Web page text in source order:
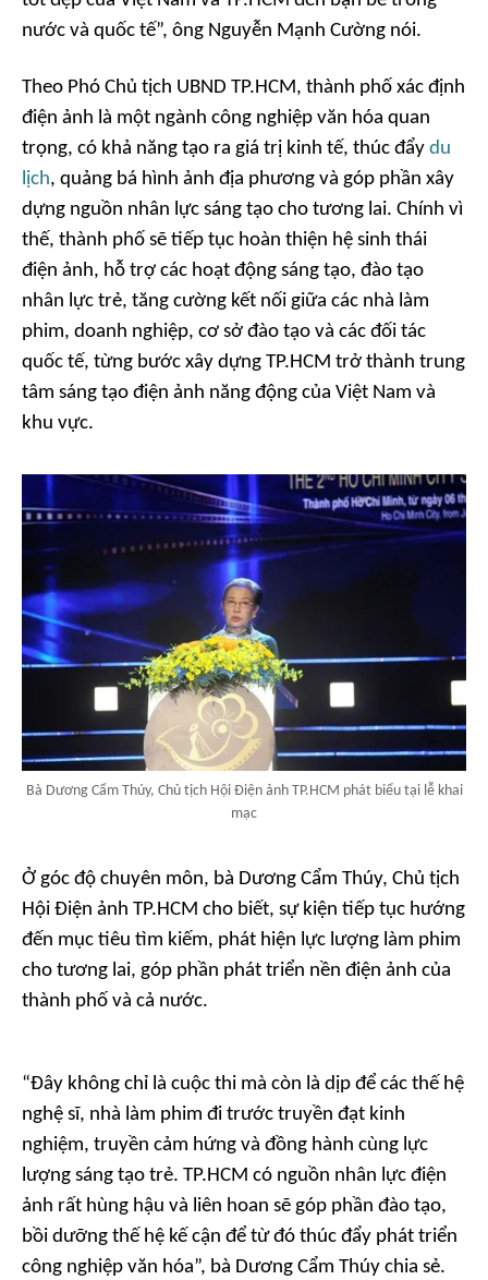
nước và quốc tế”, ông Nguyễn Mạnh Cường nói.
Theo Phó Chủ tịch UBND TP.HCM, thành phố xác định
điện ảnh là một ngành công nghiệp văn hóa quan
trọng, có khả năng tạo ra giá trị kinh tế, thúc đẩy du
lịch, quảng bá hình ảnh địa phương và góp phần xây
dựng nguồn nhân lực sáng tạo cho tương lai. Chính vì
thế, thành phố sẽ tiếp tục hoàn thiện hệ sinh thái
điện ảnh, hỗ trợ các hoạt động sáng tạo, đào tạo
nhân lực trẻ, tăng cường kết nối giữa các nhà làm
phim, doanh nghiệp, cơ sở đào tạo và các đối tác
quốc tế, từng bước xây dựng TP.HCM trở thành trung
tâm sáng tạo điện ảnh năng động của Việt Nam và
khu vực.
Bà Dương Cẩm Thúy, Chủ tịch Hội Điện ảnh TP.HCM phát biểu tại lễ khai
mạc
Ở góc độ chuyên môn, bà Dương Cẩm Thúy, Chủ tịch
Hội Điện ảnh TP.HCM cho biết, sự kiện tiếp tục hướng
đến mục tiêu tìm kiếm, phát hiện lực lượng làm phim
cho tương lai, góp phần phát triển nền điện ảnh của
thành phố và cả nước.
“Đây không chỉ là cuộc thi mà còn là dịp để các thế hệ
nghệ sĩ, nhà làm phim đi trước truyền đạt kinh
nghiệm, truyền cảm hứng và đồng hành cùng lực
lượng sáng tạo trẻ. TP.HCM có nguồn nhân lực điện
ảnh rất hùng hậu và liên hoan sẽ góp phần đào tạo,
bồi dưỡng thế hệ kế cận để từ đó thúc đẩy phát triển
công nghiệp văn hóa”, bà Dương Cẩm Thúy chia sẻ.